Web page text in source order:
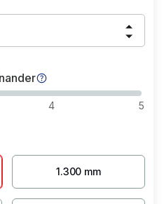
4 5
1.300 mm